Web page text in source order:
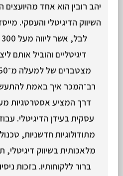
יהב רובין הוא אחד
השיווק הדיגיטלי והעסקי.
דיגיטליים והוביל אותם
רב־המכר איך באמת
דרך המציע אסטרטגיות
עסקית בעידן הדיגיטלי.
מתודולוגיות חדשניות,
מלאכותית בשיווק דיגיטלי,
ברור ללקוחותיו. בזכות